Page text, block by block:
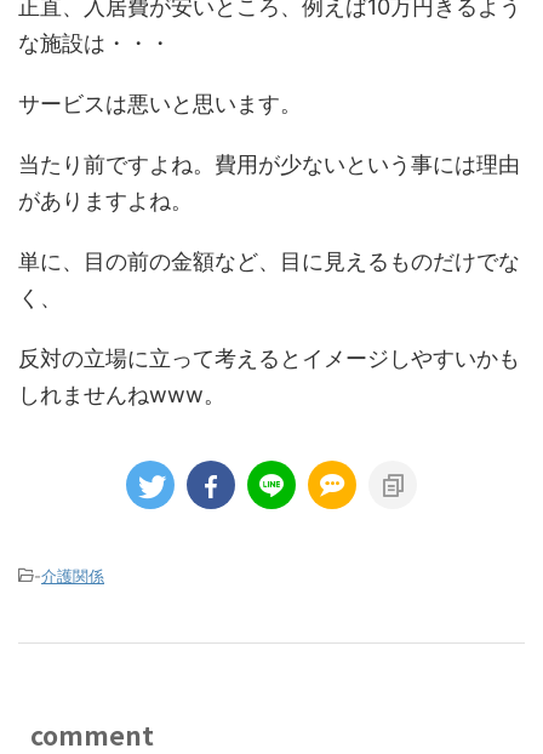
正直、入居費が安いところ、例えば10万円きるよう
な施設は・・・
サービスは悪いと思います。
当たり前ですよね。費用が少ないという事には理由
がありますよね。
単に、目の前の金額など、目に見えるものだけでな
く、
反対の立場に立って考えるとイメージしやすいかも
しれませんねwww。
-介護関係
comment